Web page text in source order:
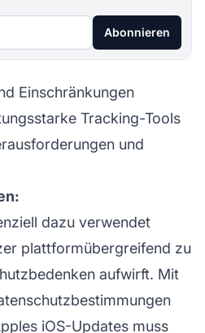
Abonnieren
Einschränkungen
Tracking-Tools
und
dazu verwendet
plattformübergreifend zu
aufwirft. Mit
iOS-Updates muss